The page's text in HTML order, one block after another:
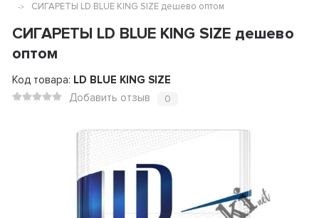
СИГАРЕТЫ LD BLUE KING SIZE дешево оптом
СИГАРЕТЫ LD BLUE KING SIZE дешево
оптом
Код товара: LD BLUE KING SIZE
Добавить отзыв
0